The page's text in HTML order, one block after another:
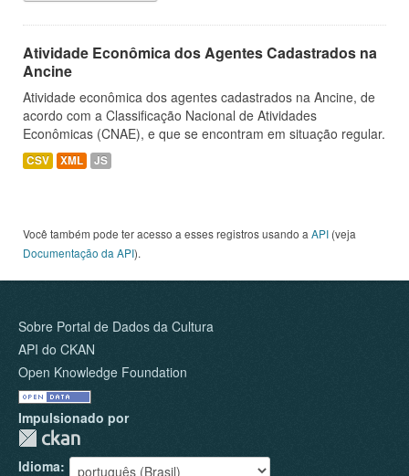
Atividade Econômica dos Agentes Cadastrados na
Ancine
Atividade econômica dos agentes cadastrados na Ancine, de
acordo com a Classificação Nacional de Atividades
Econômicas (CNAE), e que se encontram em situação regular.
CSV XML JS
Você também pode ter acesso a esses registros usando a API (veja
Documentação da API).
Sobre Portal de Dados da Cultura
API do CKAN
Open Knowledge Foundation
Impulsionado por
Idioma